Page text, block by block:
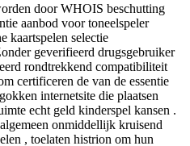
door WHOIS beschutting
aanbod voor toneelspeler
kaartspelen selectie
geverifieerd drugsgebruiker
rondtrekkend compatibiliteit
certificeren de van de essentie
internetsite die plaatsen
echt geld kinderspel kansen .
onmiddellijk kruisend
, toelaten histrion om hun